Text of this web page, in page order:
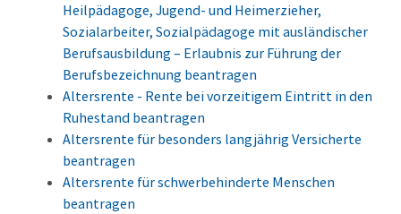
Heilpädagoge, Jugend- und Heimerzieher,
Sozialarbeiter, Sozialpädagoge mit ausländischer
Berufsausbildung – Erlaubnis zur Führung der
Berufsbezeichnung beantragen
Altersrente - Rente bei vorzeitigem Eintritt in den
Ruhestand beantragen
Altersrente für besonders langjährig Versicherte
beantragen
Altersrente für schwerbehinderte Menschen
beantragen